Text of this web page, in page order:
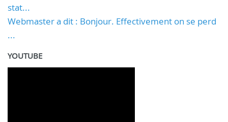
stat...
Webmaster a dit : Bonjour. Effectivement on se perd
...
YOUTUBE